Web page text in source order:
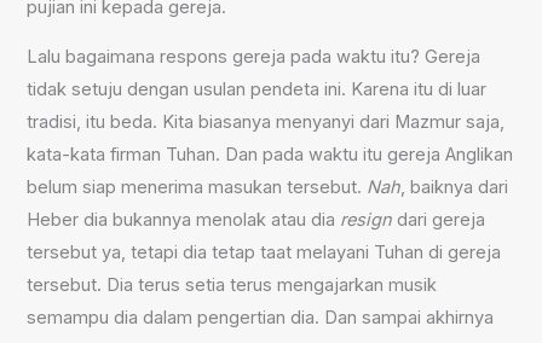
pujian ini kepada gereja.
Lalu bagaimana respons gereja pada waktu itu? Gereja
tidak setuju dengan usulan pendeta ini. Karena itu di luar
tradisi, itu beda. Kita biasanya menyanyi dari Mazmur saja,
kata-kata firman Tuhan. Dan pada waktu itu gereja Anglikan
belum siap menerima masukan tersebut. Nah, baiknya dari
Heber dia bukannya menolak atau dia resign dari gereja
tersebut ya, tetapi dia tetap taat melayani Tuhan di gereja
tersebut. Dia terus setia terus mengajarkan musik
semampu dia dalam pengertian dia. Dan sampai akhirnya